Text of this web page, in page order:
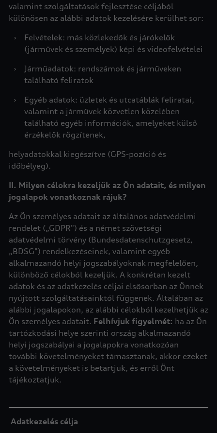
valamint szolgáltatások fejlesztése céljából
különösen az alábbi adatok kezelésére kerülhet sor:
›
Felvételek: más közlekedők és járókelők
(járművek és személyek) képi és videofelvételei
›
Járműadatok: rendszámok és járműveken
található feliratok
›
Egyéb adatok: üzletek és utcatáblák feliratai,
valamint a járművek közvetlen közelében
található egyéb információk, amelyeket külső
érzékelők rögzítenek,
helyadatokkal kiegészítve (GPS-pozíció és
időbélyeg).
II. Milyen célokra kezeljük az Ön adatait, és milyen
jogalapok vonatkoznak rájuk?
Az Ön személyes adatait az általános adatvédelmi
rendelet („GDPR") és a német szövetségi
adatvédelmi törvény (Bundesdatenschutzgesetz,
„BDSG") rendelkezéseinek, valamint egyéb
alkalmazandó helyi jogszabályoknak megfelelően,
különböző célokból kezeljük. A konkrétan kezelt
adatok és az adatkezelés céljai elsősorban az Önnek
nyújtott szolgáltatásainktól függenek. Általában az
alábbi jogalapokon, az alábbi célokból kezelhetjük az
Ön személyes adatait. Felhívjuk figyelmét: ha az Ön
tartózkodási helye szerinti ország alkalmazandó
helyi jogszabályai a jogalapokra vonatkozóan
további követelményeket támasztanak, akkor ezeket
a követelményeket is betartjuk, és erről Önt
tájékoztatjuk.
Adatkezelés célja